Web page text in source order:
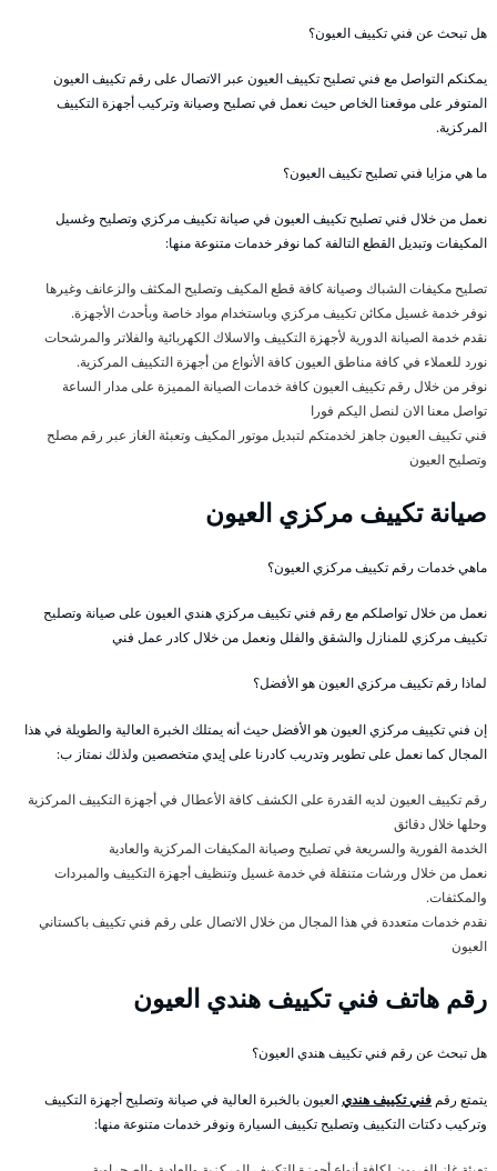
هل تبحث عن فني تكييف العيون؟
يمكنكم التواصل مع فني تصليح تكييف العيون عبر الاتصال على رقم تكييف العيون
المتوفر على موقعنا الخاص حيث نعمل في تصليح وصيانة وتركيب أجهزة التكييف
المركزية.
ما هي مزايا فني تصليح تكييف العيون؟
نعمل من خلال فني تصليح تكييف العيون في صيانة تكييف مركزي وتصليح وغسيل
المكيفات وتبديل القطع التالفة كما نوفر خدمات متنوعة منها:
تصليح مكيفات الشباك وصيانة كافة قطع المكيف وتصليح المكثف والزعانف وغيرها
نوفر خدمة غسيل مكائن تكييف مركزي وباستخدام مواد خاصة وبأحدث الأجهزة.
نقدم خدمة الصيانة الدورية لأجهزة التكييف والاسلاك الكهربائية والفلاتر والمرشحات
نورد للعملاء في كافة مناطق العيون كافة الأنواع من أجهزة التكييف المركزية.
نوفر من خلال رقم تكييف العيون كافة خدمات الصيانة المميزة على مدار الساعة
تواصل معنا الان لنصل اليكم فورا
فني تكييف العيون جاهز لخدمتكم لتبديل موتور المكيف وتعبئة الغاز عبر رقم مصلح
وتصليح العيون
صيانة تكييف مركزي العيون
ماهي خدمات رقم تكييف مركزي العيون؟
نعمل من خلال تواصلكم مع رقم فني تكييف مركزي هندي العيون على صيانة وتصليح
تكييف مركزي للمنازل والشقق والفلل ونعمل من خلال كادر عمل فني
لماذا رقم تكييف مركزي العيون هو الأفضل؟
إن فني تكييف مركزي العيون هو الأفضل حيث أنه يمتلك الخبرة العالية والطويلة في هذا
المجال كما نعمل على تطوير وتدريب كادرنا على إيدي متخصصين ولذلك نمتاز ب:
رقم تكييف العيون لديه القدرة على الكشف كافة الأعطال في أجهزة التكييف المركزية
وحلها خلال دقائق
الخدمة الفورية والسريعة في تصليح وصيانة المكيفات المركزية والعادية
نعمل من خلال ورشات متنقلة في خدمة غسيل وتنظيف أجهزة التكييف والمبردات
والمكثفات.
نقدم خدمات متعددة في هذا المجال من خلال الاتصال على رقم فني تكييف باكستاني
العيون
رقم هاتف فني تكييف هندي العيون
هل تبحث عن رقم فني تكييف هندي العيون؟
يتمتع رقم فني تكييف هنديالعيون بالخبرة العالية في صيانة وتصليح أجهزة التكييف
وتركيب دكتات التكييف وتصليح تكييف السيارة ونوفر خدمات متنوعة منها: